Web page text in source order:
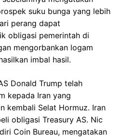
suku bunga yang lebih
perang dapat
obligasi pemerintah di
mengorbankan logam
imbal hasil.
Donald Trump telah
kepada Iran yang
kembali Selat Hormuz. Iran
obligasi Treasury AS. Nic
Coin Bureau, mengatakan